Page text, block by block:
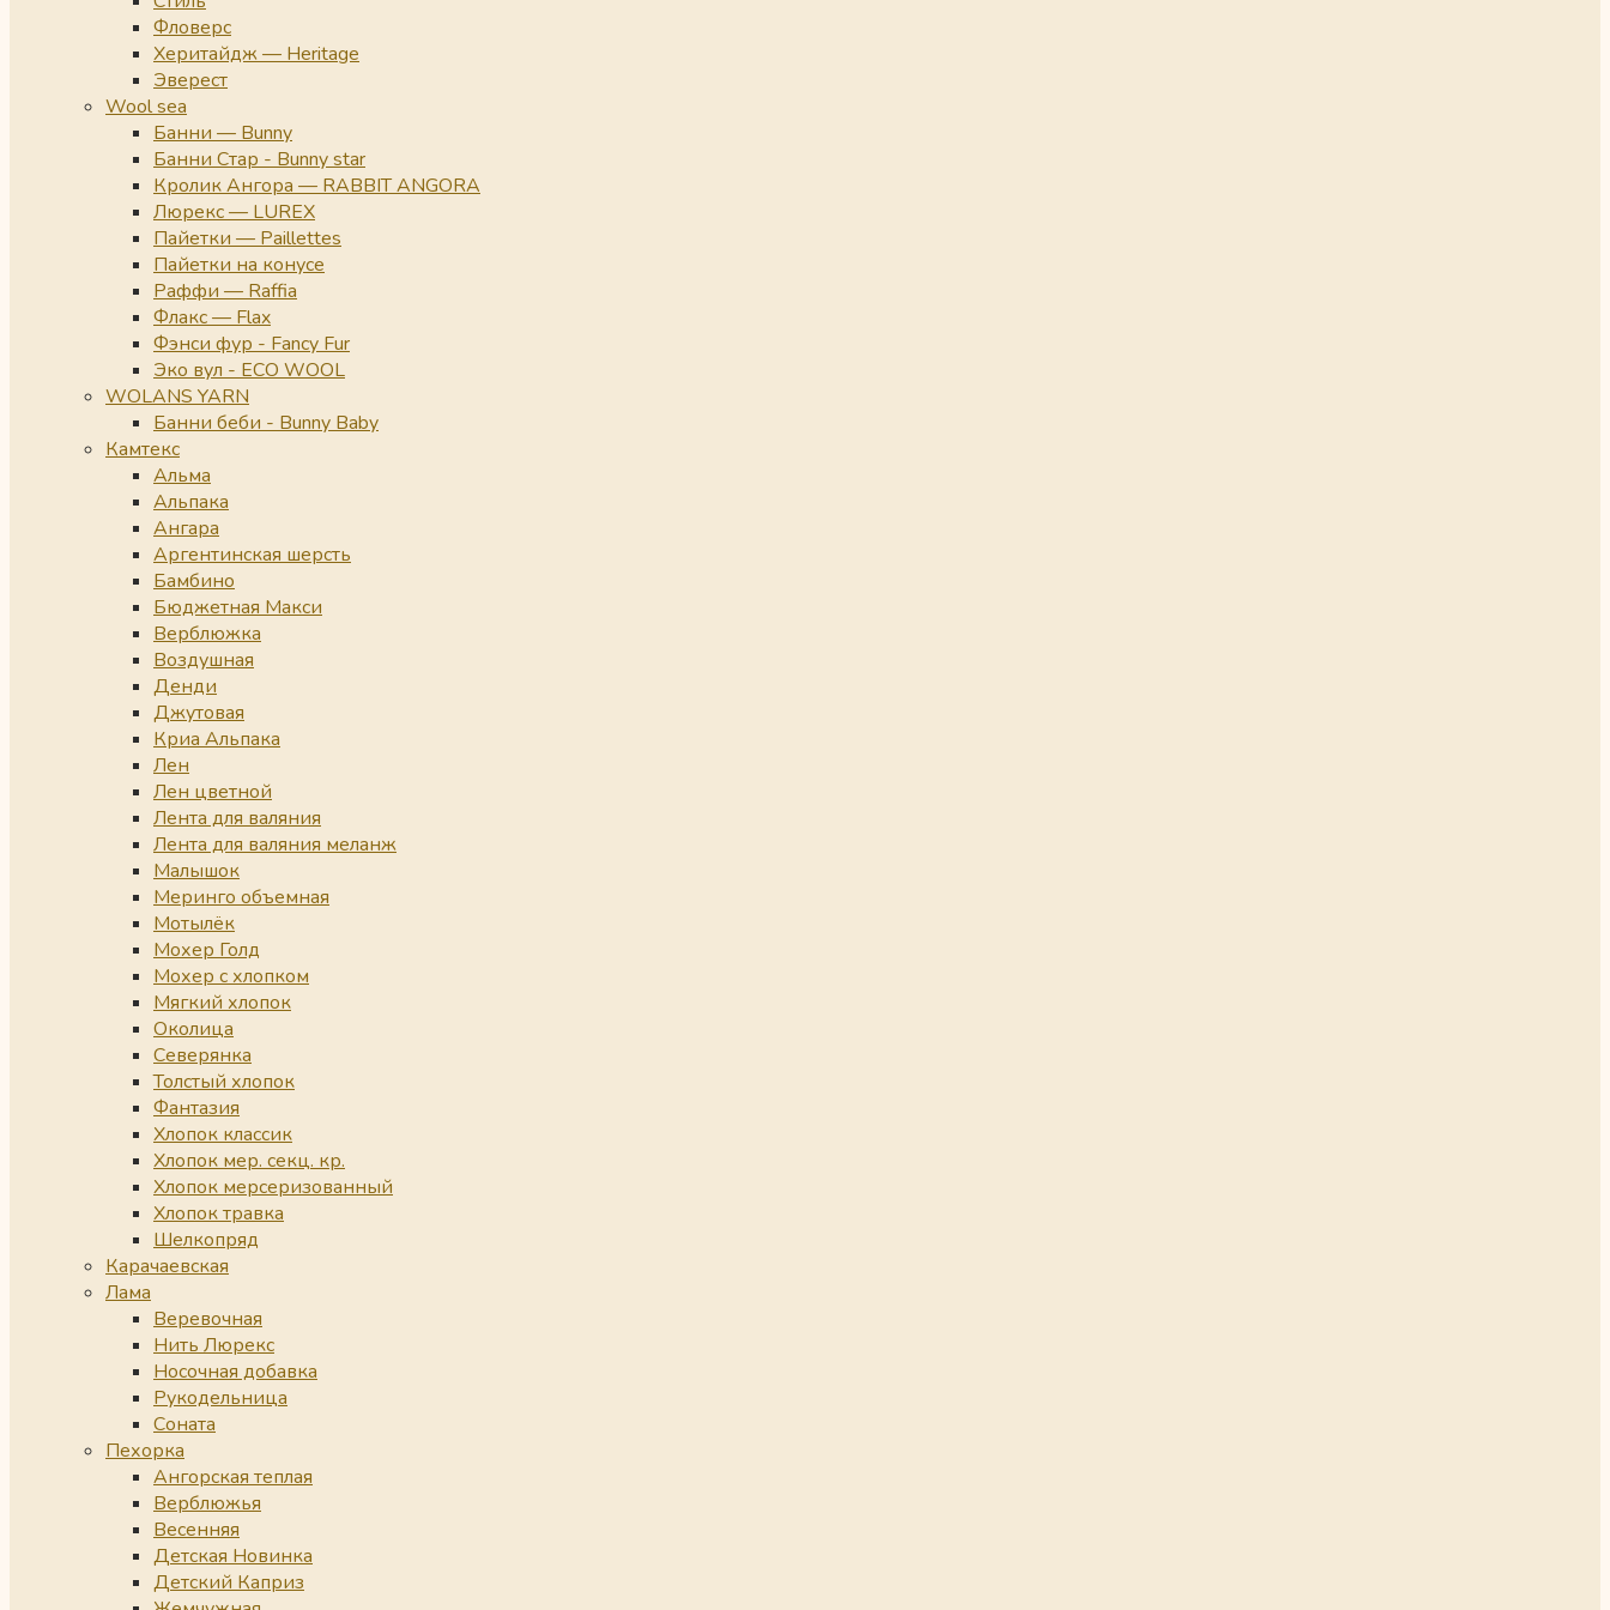
Фловерс
Херитайдж — Heritage
Эверест
Wool sea
Банни — Bunny
Банни Стар - Bunny star
Кролик Ангора — RABBIT ANGORA
Люрекс — LUREX
Пайетки — Paillettes
Пайетки на конусе
Раффи — Raffia
Флакс — Flax
Фэнси фур - Fancy Fur
Эко вул - ECO WOOL
WOLANS YARN
Банни беби - Bunny Baby
Камтекс
Альма
Альпака
Ангара
Аргентинская шерсть
Бамбино
Бюджетная Макси
Верблюжка
Воздушная
Денди
Джутовая
Криа Альпака
Лен
Лен цветной
Лента для валяния
Лента для валяния меланж
Малышок
Меринго объемная
Мотылёк
Мохер Голд
Мохер с хлопком
Мягкий хлопок
Околица
Северянка
Толстый хлопок
Фантазия
Хлопок классик
Хлопок мер. секц. кр.
Хлопок мерсеризованный
Хлопок травка
Шелкопряд
Карачаевская
Лама
Веревочная
Нить Люрекс
Носочная добавка
Рукодельница
Соната
Пехорка
Ангорская теплая
Верблюжья
Весенняя
Детская Новинка
Детский Каприз